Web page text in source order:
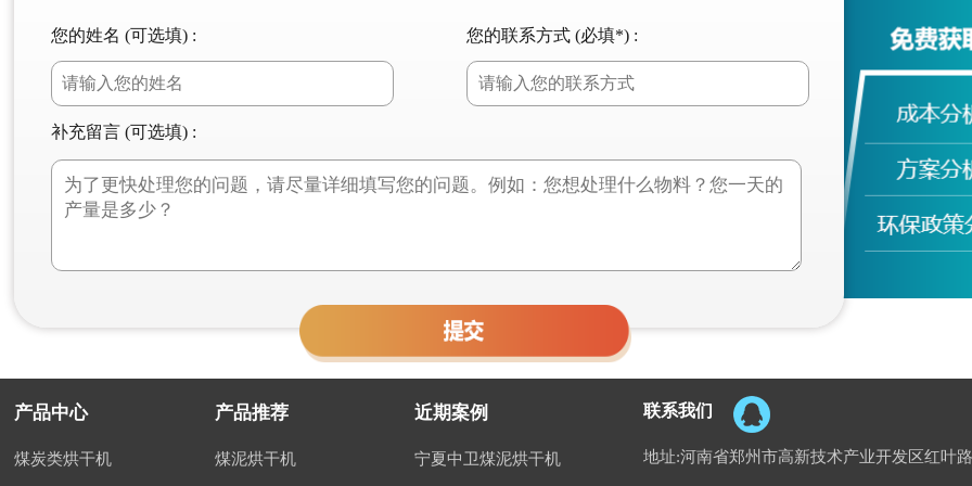
您的姓名 (可选填) : 您的联系方式 (必填*) :
补充留言 (可选填) :
产品中心
煤炭类烘干机
产品推荐
煤泥烘干机
近期案例
宁夏中卫煤泥烘干机
联系我们
地址:河南省郑州市高新技术产业开发区红叶